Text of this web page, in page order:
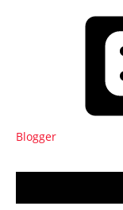
Blogger